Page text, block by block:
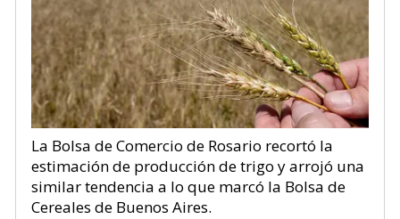
La Bolsa de Comercio de Rosario recortó la
estimación de producción de trigo y arrojó una
similar tendencia a lo que marcó la Bolsa de
Cereales de Buenos Aires.